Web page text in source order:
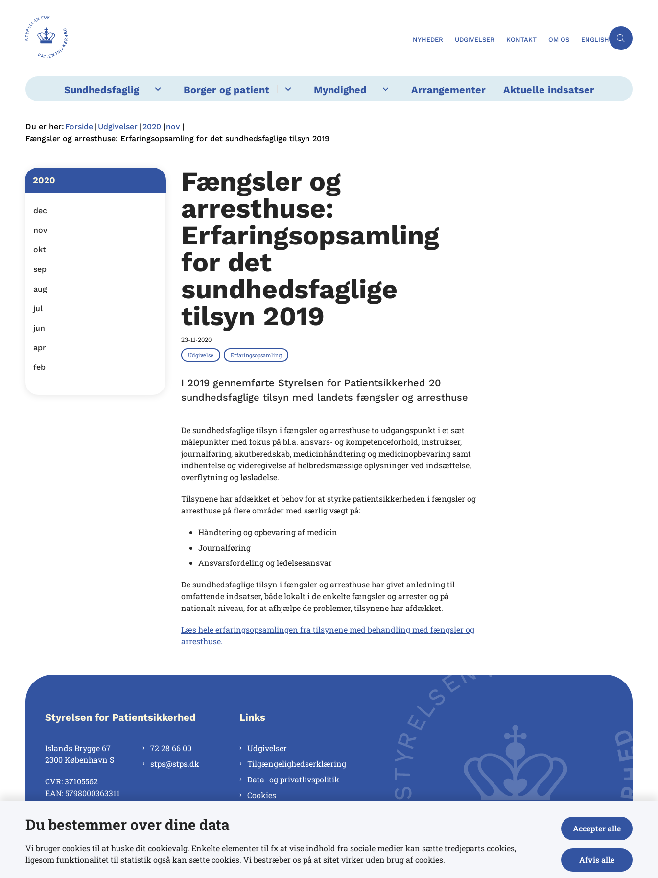
NYHEDER UDGIVELSER KONTAKT OM OS ENGLISH
Sundhedsfaglig Borger og patient Myndighed Arrangementer Aktuelle indsatser
Du er her: Forside Udgivelser 2020
nov
Fængsler og arresthuse: Erfaringsopsamling for det sundhedsfaglige tilsyn 2019
2020
dec
nov
okt
sep
aug
jul
jun
apr
feb
Fængsler og
arresthuse:
Erfaringsopsamling
for det
sundhedsfaglige
tilsyn 2019
23-11-2020
Udgivelse Erfaringsopsamling
I 2019 gennemførte Styrelsen for Patientsikkerhed 20
sundhedsfaglige tilsyn med landets fængsler og arresthuse
De sundhedsfaglige tilsyn i fængsler og arresthuse to udgangspunkt i et sæt
målepunkter med fokus på bl.a. ansvars- og kompetenceforhold, instrukser,
journalføring, akutberedskab, medicinhåndtering og medicinopbevaring samt
indhentelse og videregivelse af helbredsmæssige oplysninger ved indsættelse,
overflytning og løsladelse.
Tilsynene har afdækket et behov for at styrke patientsikkerheden i fængsler og
arresthuse på flere områder med særlig vægt på:
Håndtering og opbevaring af medicin
Journalføring
Ansvarsfordeling og ledelsesansvar
De sundhedsfaglige tilsyn i fængsler og arresthuse har givet anledning til
omfattende indsatser, både lokalt i de enkelte fængsler og arrester og på
nationalt niveau, for at afhjælpe de problemer, tilsynene har afdækket.
Læs hele erfaringsopsamlingen fra tilsynene med behandling med fængsler og
arresthuse.
Styrelsen for Patientsikkerhed
Islands Brygge 67
2300 København S
CVR: 37105562
EAN: 5798000363311
72 28 66 00
stps@stps.dk
Se alle kontaktnumre
Links
Udgivelser
Tilgængelighedserklæring
Data- og privatlivspolitik
Cookies
Du bestemmer over dine data
Vi bruger cookies til at huske dit cookievalg. Enkelte elementer til fx at vise indhold fra sociale medier kan sætte tredjeparts cookies,
ligesom funktionalitet til statistik også kan sætte cookies. Vi bestræber os på at sitet virker uden brug af cookies.
Accepter alle
Afvis alle